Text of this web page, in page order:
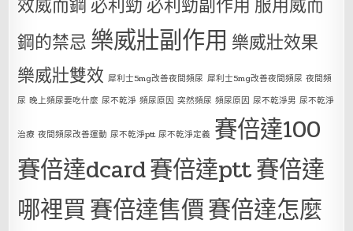
鋼的禁忌 樂威壯副作用 樂威壯效果
樂威壯雙效 犀利士5mg改善夜間頻尿 犀利士5mg改善夜間頻尿 夜間頻
尿 晚上頻尿要吃什麼 尿不乾淨 頻尿原因 突然頻尿 頻尿原因 尿不乾淨男 尿不乾淨
治療 夜間頻尿改善運動 尿不乾淨ptt 尿不乾淨定義 賽倍達100
賽倍達dcard賽倍達ptt賽倍達
哪裡買賽倍達售價賽倍達怎麼